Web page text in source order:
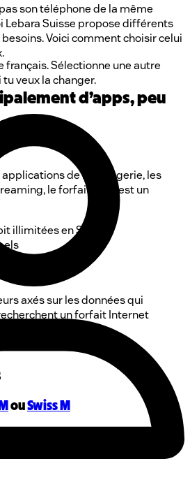
français. Sélectionne une autre
veux la changer.
son téléphone de la même
Lebara Suisse propose différents
Voici comment choisir celui
d’apps, peu
de messagerie, les
le forfait Next est un
illimitées en Suisse
à Lebara
axés sur les données qui
un forfait Internet
ouSwiss M
ces forfaits offrent un
pour des options premium.